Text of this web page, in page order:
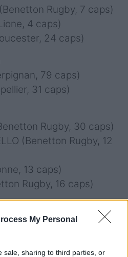
My Personal
sale, sharing to third parties, or
Rugby, 7 caps)
4 caps)
24 caps)
79 caps)
31 caps)
Rugby, 30 caps)
(Benetton Rugby, 12
13 caps)
Rugby, 16 caps)
Parma, 15 caps)
caps)